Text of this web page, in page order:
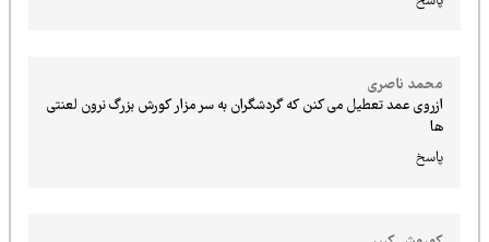
محمد ناصری
ازروی عمد تعطیل می کنن که گردشگران به سر مزار کورش بزرگ نرون لعنتی